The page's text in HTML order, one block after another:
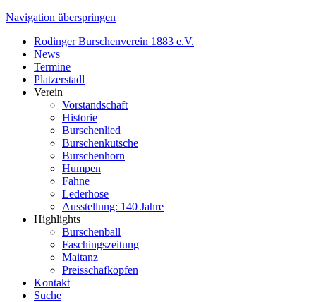
Navigation überspringen
Rodinger Burschenverein 1883 e.V.
News
Termine
Platzerstadl
Verein
Vorstandschaft
Historie
Burschenlied
Burschenkutsche
Burschenhorn
Humpen
Fahne
Lederhose
Ausstellung: 140 Jahre
Highlights
Burschenball
Faschingszeitung
Maitanz
Preisschafkopfen
Kontakt
Suche